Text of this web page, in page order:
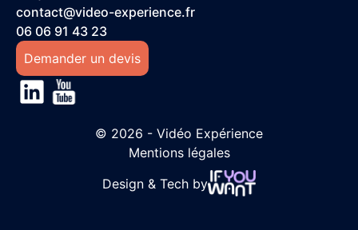
contact@video-experience.fr
06 06 91 43 23
Demander un devis
© 2026 - Vidéo Expérience
Mentions légales
Design & Tech by